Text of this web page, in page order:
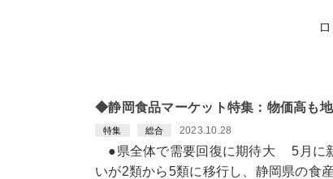
◆静岡食品マーケット特集：物価高も
特集 総合 2023.10.28
●県全体で需要回復に期待大 5月に
いが2類から5類に移行し、静岡県の食